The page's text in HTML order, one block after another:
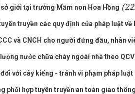
giới tại trường Mầm non Hoa Hồng
truyền các quy định của pháp luật về
và CNCH cho người đứng đầu, nhân
nước chữa cháy ngoài nhà theo
với cây kiểng - tránh vi phạm pháp luật
phối hợp tuyên truyền an toàn giao thông